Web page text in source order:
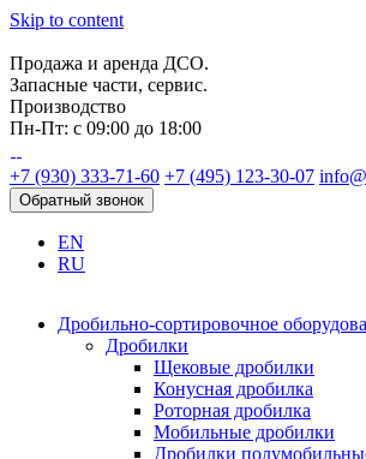
Skip to content
Продажа и аренда ДСО.
Запасные части, сервис.
Производство
Пн-Пт: с 09:00 до 18:00
+7 (930) 333-71-60 +7 (495) 123-30-07
Обратный звонок
EN
RU
Дробильно-сортировочное
Дробилки
Щековые дробилки
Конусная дробилка
Роторная дробилка
Мобильные дробилки
Дробилки